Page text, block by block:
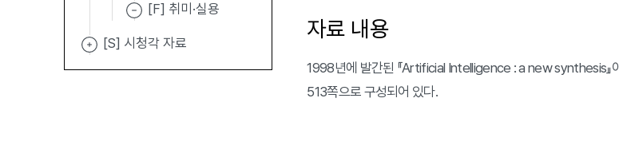
[F] 취미·실용
[S] 시청각 자료
자료 내용
1998년에 발간된 『Artificial Intelligence : a new synthesis
513쪽으로 구성되어 있다.